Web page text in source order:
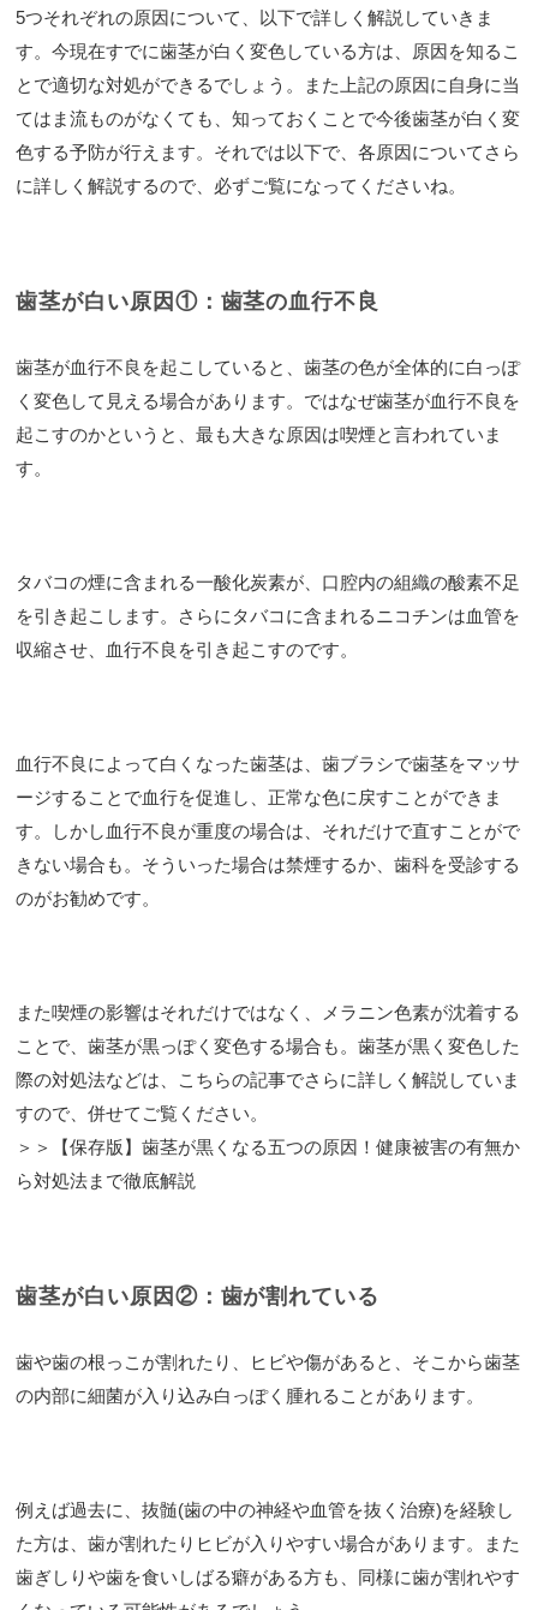
5つそれぞれの原因について、以下で詳しく解説していきま
す。今現在すでに歯茎が白く変色している方は、原因を知るこ
とで適切な対処ができるでしょう。また上記の原因に自身に当
てはま流ものがなくても、知っておくことで今後歯茎が白く変
色する予防が行えます。それでは以下で、各原因についてさら
に詳しく解説するので、必ずご覧になってくださいね。
歯茎が白い原因①：歯茎の血行不良
歯茎が血行不良を起こしていると、歯茎の色が全体的に白っぽ
く変色して見える場合があります。ではなぜ歯茎が血行不良を
起こすのかというと、最も大きな原因は喫煙と言われていま
す。
タバコの煙に含まれる一酸化炭素が、口腔内の組織の酸素不足
を引き起こします。さらにタバコに含まれるニコチンは血管を
収縮させ、血行不良を引き起こすのです。
血行不良によって白くなった歯茎は、歯ブラシで歯茎をマッサ
ージすることで血行を促進し、正常な色に戻すことができま
す。しかし血行不良が重度の場合は、それだけで直すことがで
きない場合も。そういった場合は禁煙するか、歯科を受診する
のがお勧めです。
また喫煙の影響はそれだけではなく、メラニン色素が沈着する
ことで、歯茎が黒っぽく変色する場合も。歯茎が黒く変色した
際の対処法などは、こちらの記事でさらに詳しく解説していま
すので、併せてご覧ください。
＞＞【保存版】歯茎が黒くなる五つの原因！健康被害の有無か
ら対処法まで徹底解説
歯茎が白い原因②：歯が割れている
歯や歯の根っこが割れたり、ヒビや傷があると、そこから歯茎
の内部に細菌が入り込み白っぽく腫れることがあります。
例えば過去に、抜髄(歯の中の神経や血管を抜く治療)を経験し
た方は、歯が割れたりヒビが入りやすい場合があります。また
歯ぎしりや歯を食いしばる癖がある方も、同様に歯が割れやす